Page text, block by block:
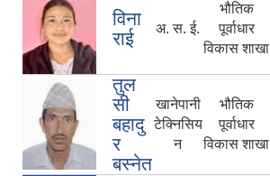
विना
राई
अ. स. ई.
भौतिक
पूर्वाधार
विकास शाखा
तुल
सी
बहादु
र
बस्नेत
खानेपानी
टेक्निसिय
न
भौतिक
पूर्वाधार
विकास शाखा